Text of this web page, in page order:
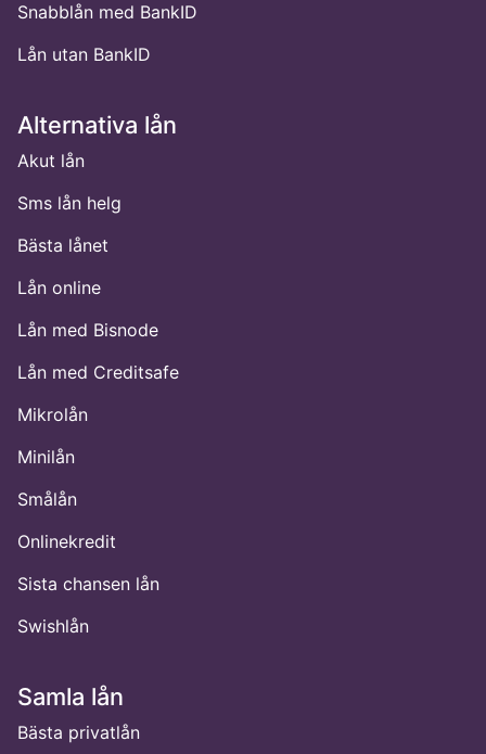
Snabblån med BankID
Lån utan BankID
Alternativa lån
Akut lån
Sms lån helg
Bästa lånet
Lån online
Lån med Bisnode
Lån med Creditsafe
Mikrolån
Minilån
Smålån
Onlinekredit
Sista chansen lån
Swishlån
Samla lån
Bästa privatlån